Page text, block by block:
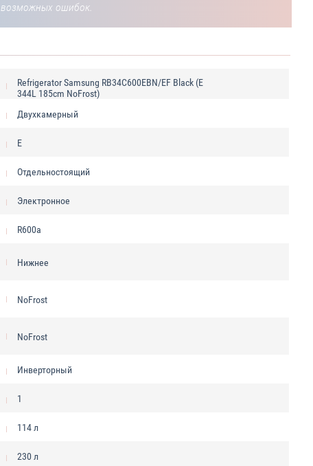
возможных ошибок.
Refrigerator Samsung RB34C600EBN/EF Black (E
344L 185cm NoFrost)
Двухкамерный
E
Отдельностоящий
Электронное
R600a
Нижнее
NoFrost
NoFrost
Инверторный
1
114 л
230 л